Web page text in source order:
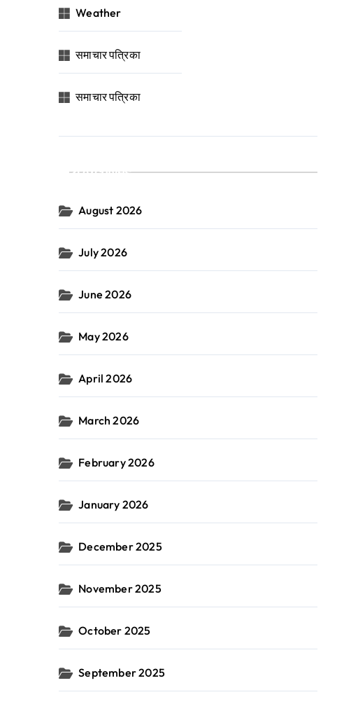
Weather
समाचार पत्रिका
समाचार पत्रिका
Archives
August 2026
July 2026
June 2026
May 2026
April 2026
March 2026
February 2026
January 2026
December 2025
November 2025
October 2025
September 2025